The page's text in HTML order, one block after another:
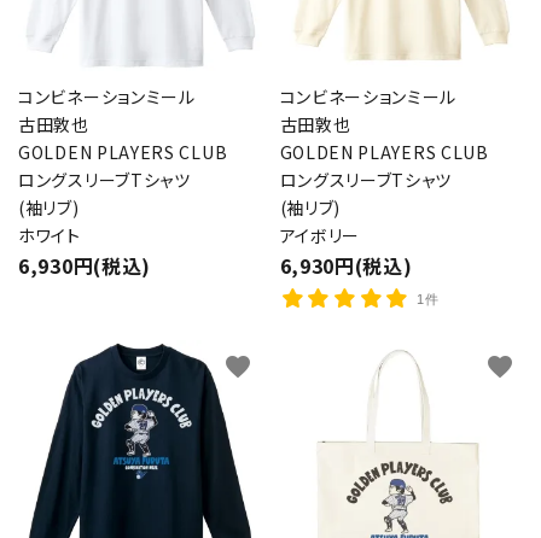
コンビネーションミール
古田敦也
GOLDEN PLAYERS CLUB
ロングスリーブTシャツ
(袖リブ)
ホワイト
6,930円(税込)
コンビネーションミール
古田敦也
GOLDEN PLAYERS CLUB
ロングスリーブTシャツ
(袖リブ)
アイボリー
6,930円(税込)
1件
favorite favorite